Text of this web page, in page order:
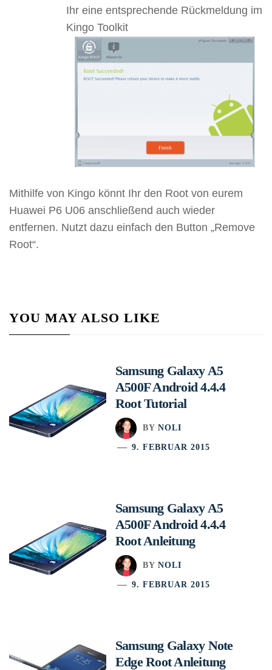
Ihr eine entsprechende Rückmeldung im
Kingo Toolkit
Mithilfe von Kingo könnt Ihr den Root von eurem
Huawei P6 U06 anschließend auch wieder
entfernen. Nutzt dazu einfach den Button „Remove
Root“.
YOU MAY ALSO LIKE
Samsung Galaxy A5
A500F Android 4.4.4
Root Tutorial
BY NOLI
9. FEBRUAR 2015
Samsung Galaxy A5
A500F Android 4.4.4
Root Anleitung
BY NOLI
9. FEBRUAR 2015
Samsung Galaxy Note
Edge Root Anleitung